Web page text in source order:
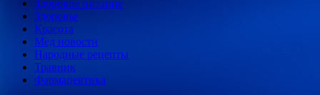
Здоровое питание
Здоровье
Красота
Мед новости
Народные рецепты
Травник
Фармацевтика